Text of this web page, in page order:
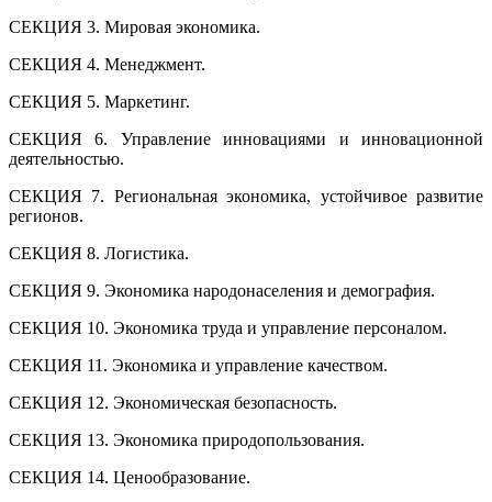
СЕКЦИЯ 3. Мировая экономика.
СЕКЦИЯ 4. Менеджмент.
СЕКЦИЯ 5. Маркетинг.
СЕКЦИЯ 6. Управление инновациями и инновационной
деятельностью.
СЕКЦИЯ 7. Региональная экономика, устойчивое развитие
регионов.
СЕКЦИЯ 8. Логистика.
СЕКЦИЯ 9. Экономика народонаселения и демография.
СЕКЦИЯ 10. Экономика труда и управление персоналом.
СЕКЦИЯ 11. Экономика и управление качеством.
СЕКЦИЯ 12. Экономическая безопасность.
СЕКЦИЯ 13. Экономика природопользования.
СЕКЦИЯ 14. Ценообразование.